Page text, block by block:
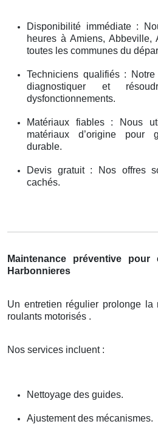
Disponibilité immédiate :
heures à Amiens, Abbeville,
toutes les communes du
Techniciens qualifiés :
diagnostiquer et
dysfonctionnements.
Matériaux fiables : Nous
matériaux d’origine pour
durable.
Devis gratuit : Nos offres
cachés.
Maintenance préventive
Harbonnieres
Un entretien régulier prolonge la
roulants motorisés .
Nos services incluent :
Nettoyage des guides.
Ajustement des mécanismes.